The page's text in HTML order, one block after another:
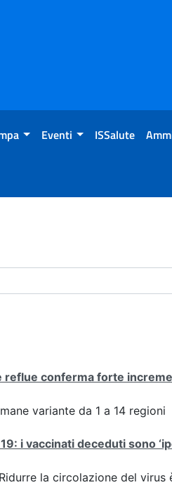
Eventi ISSalute
reflue conferma forte
variante da 1 a 14 regioni
i vaccinati deceduti sono
la circolazione del virus